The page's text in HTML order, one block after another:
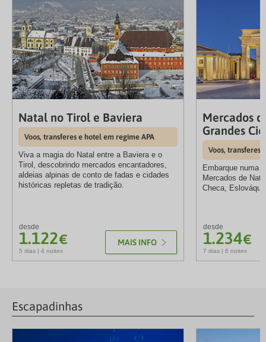
Natal no Tirol e Baviera
Voos, transferes e hotel em regime APA
Viva a magia do Natal entre a Baviera e o
Tirol, descobrindo mercados encantadores,
aldeias alpinas de conto de fadas e cidades
históricas repletas de tradição.
desde
1.122€
5 dias | 4 noites
MAIS INFO
Mercados
Grandes
Voos, transferes
Embarque numa
Mercados de
Checa,
desde
1.234€
7 dias | 6 noites
Escapadinhas